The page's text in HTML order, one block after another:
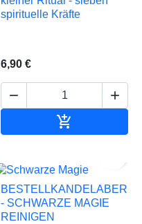
spirituelle Kräfte
6,90 €
 

BESTELLKANDELABER
- SCHWARZE MAGIE
REINIGEN